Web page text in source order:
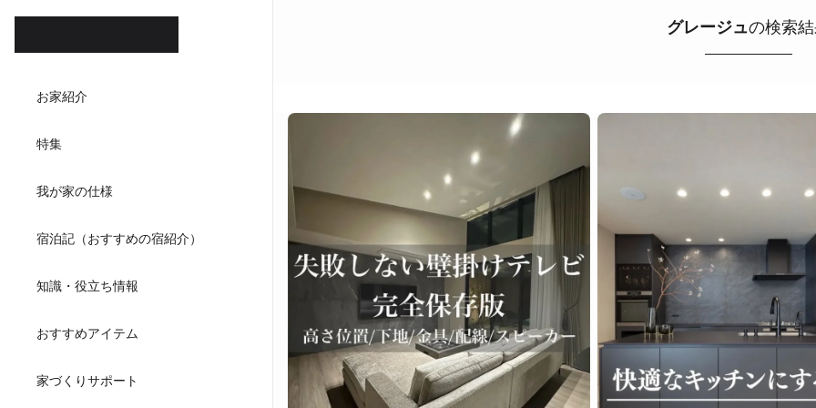
お家紹介
特集
我が家の仕様
宿泊記（おすすめの宿紹介）
知識・役立ち情報
おすすめアイテム
家づくりサポート
グレージュの検索
ダイニング
積水ハウス アイ工務店 住友林業
設計事務所
キッチンハウス / kitchenhouse